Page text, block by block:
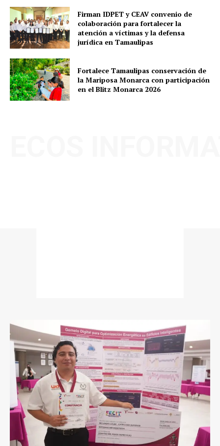
Firman IDPET y CEAV convenio de
colaboración para fortalecer la
atención a víctimas y la defensa
jurídica en Tamaulipas
Fortalece Tamaulipas conservación de
la Mariposa Monarca con participación
en el Blitz Monarca 2026